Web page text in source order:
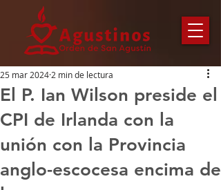
El P. Ian Wilson preside el
CPI de Irlanda con la
unión con la Provincia
anglo-escocesa encima de
25 mar 2024 2 min de lectura